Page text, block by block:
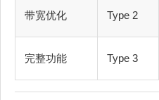
带宽优化 Type 2
完整功能 Type 3